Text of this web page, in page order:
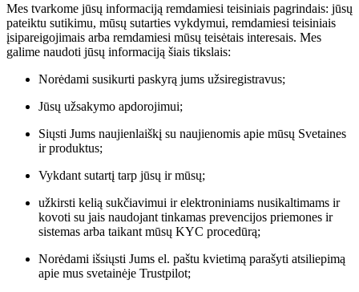
Mes tvarkome jūsų informaciją remdamiesi teisiniais pagrindais: jūsų
pateiktu sutikimu, mūsų sutarties vykdymui, remdamiesi teisiniais
įsipareigojimais arba remdamiesi mūsų teisėtais interesais. Mes
galime naudoti jūsų informaciją šiais tikslais:
Norėdami susikurti paskyrą jums užsiregistravus;
Jūsų užsakymo apdorojimui;
Siųsti Jums naujienlaiškį su naujienomis apie mūsų Svetaines
ir produktus;
Vykdant sutartį tarp jūsų ir mūsų;
užkirsti kelią sukčiavimui ir elektroniniams nusikaltimams ir
kovoti su jais naudojant tinkamas prevencijos priemones ir
sistemas arba taikant mūsų KYC procedūrą;
Norėdami išsiųsti Jums el. paštu kvietimą parašyti atsiliepimą
apie mus svetainėje Trustpilot;